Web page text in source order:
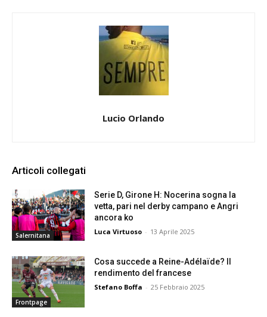
Lucio Orlando
Articoli collegati
Salernitana
Serie D, Girone H: Nocerina sogna la
vetta, pari nel derby campano e Angri
ancora ko
Luca Virtuoso - 13 Aprile 2025
Frontpage
Cosa succede a Reine-Adélaïde? Il
rendimento del francese
Stefano Boffa - 25 Febbraio 2025